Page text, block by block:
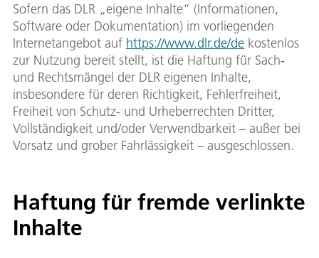
Sofern das DLR „eigene Inhalte“ (Informationen,
Software oder Dokumentation) im vorliegenden
Internetangebot auf https://www.dlr.de/de kostenlos
zur Nutzung bereit stellt, ist die Haftung für Sach-
und Rechtsmängel der DLR eigenen Inhalte,
insbesondere für deren Richtigkeit, Fehlerfreiheit,
Freiheit von Schutz- und Urheberrechten Dritter,
Vollständigkeit und/oder Verwendbarkeit – außer bei
Vorsatz und grober Fahrlässigkeit – ausgeschlossen.
Haftung für fremde verlinkte
Inhalte